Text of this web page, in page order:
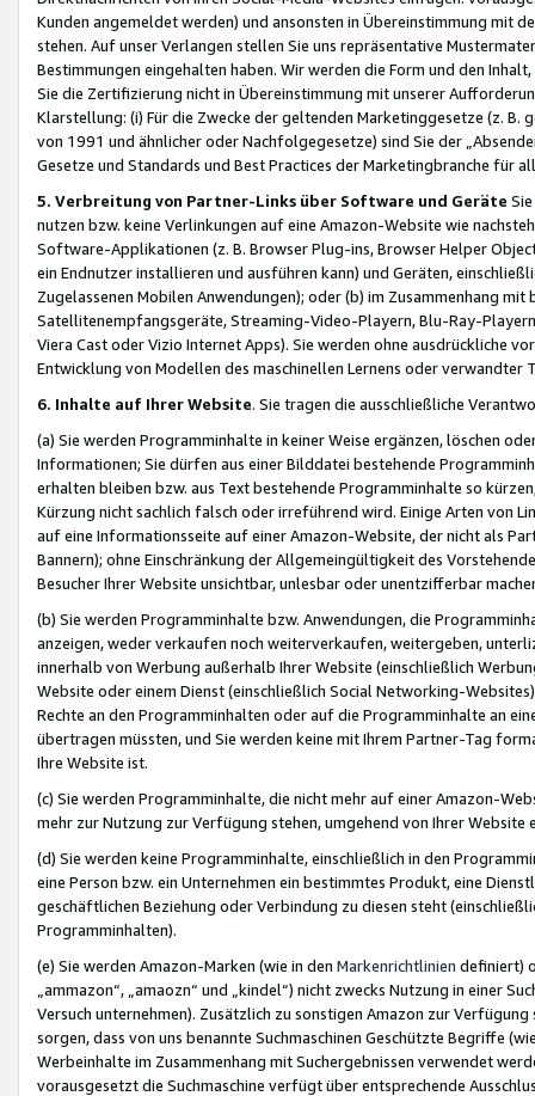
Kunden angemeldet werden) und ansonsten in Übereinstimmung mit
stehen. Auf unser Verlangen stellen Sie uns repräsentative
Bestimmungen eingehalten haben. Wir werden die Form und den
Sie die Zertifizierung nicht in Übereinstimmung mit unserer
Klarstellung: (i) Für die Zwecke der geltenden Marketinggesetze (z. B.
von 1991 und ähnlicher oder Nachfolgegesetze) sind Sie der
Gesetze und Standards und Best Practices der Marketingbranche für
5. Verbreitung von Partner-Links über Software und Geräte
nutzen bzw. keine Verlinkungen auf eine Amazon-Website wie
Software-Applikationen (z. B. Browser Plug-ins, Browser Helper
ein Endnutzer installieren und ausführen kann) und Geräten,
Zugelassenen Mobilen Anwendungen); oder (b) im Zusammenhang
Satellitenempfangsgeräte, Streaming-Video-Playern, Blu-Ray-
Viera Cast oder Vizio Internet Apps). Sie werden ohne ausdrückliche
Entwicklung von Modellen des maschinellen Lernens oder
6. Inhalte auf Ihrer Website. Sie tragen die ausschließliche
(a) Sie werden Programminhalte in keiner Weise ergänzen, löschen
Informationen; Sie dürfen aus einer Bilddatei bestehende
erhalten bleiben bzw. aus Text bestehende Programminhalte so
Kürzung nicht sachlich falsch oder irreführend wird. Einige Arten von
auf eine Informationsseite auf einer Amazon-Website, der nicht als
Bannern); ohne Einschränkung der Allgemeingültigkeit des
Besucher Ihrer Website unsichtbar, unlesbar oder unentzifferbar
(b) Sie werden Programminhalte bzw. Anwendungen, die
anzeigen, weder verkaufen noch weiterverkaufen, weitergeben,
innerhalb von Werbung außerhalb Ihrer Website (einschließlich
Website oder einem Dienst (einschließlich Social Networking-
Rechte an den Programminhalten oder auf die Programminhalte an
übertragen müssten, und Sie werden keine mit Ihrem Partner-Tag
Ihre Website ist.
(c) Sie werden Programminhalte, die nicht mehr auf einer Amazon-
mehr zur Nutzung zur Verfügung stehen, umgehend von Ihrer
(d) Sie werden keine Programminhalte, einschließlich in den
eine Person bzw. ein Unternehmen ein bestimmtes Produkt, eine
geschäftlichen Beziehung oder Verbindung zu diesen steht
Programminhalten).
(e) Sie werden Amazon-Marken (wie in den Markenrichtlinien definiert)
„ammazon“, „amaozn“ und „kindel“) nicht zwecks Nutzung in einer
Versuch unternehmen). Zusätzlich zu sonstigen Amazon zur
sorgen, dass von uns benannte Suchmaschinen Geschützte Begriffe
Werbeinhalte im Zusammenhang mit Suchergebnissen verwendet
vorausgesetzt die Suchmaschine verfügt über entsprechende